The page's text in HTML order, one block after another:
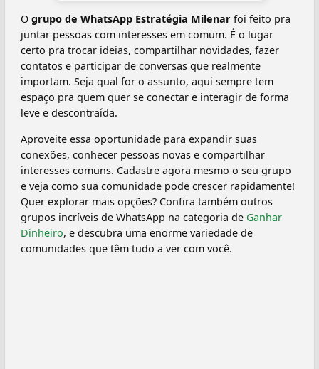
O grupo de WhatsApp Estratégia Milenar foi feito pra
juntar pessoas com interesses em comum. É o lugar
certo pra trocar ideias, compartilhar novidades, fazer
contatos e participar de conversas que realmente
importam. Seja qual for o assunto, aqui sempre tem
espaço pra quem quer se conectar e interagir de forma
leve e descontraída.
Aproveite essa oportunidade para expandir suas
conexões, conhecer pessoas novas e compartilhar
interesses comuns. Cadastre agora mesmo o seu grupo
e veja como sua comunidade pode crescer rapidamente!
Quer explorar mais opções? Confira também outros
grupos incríveis de WhatsApp na categoria de Ganhar
Dinheiro, e descubra uma enorme variedade de
comunidades que têm tudo a ver com você.